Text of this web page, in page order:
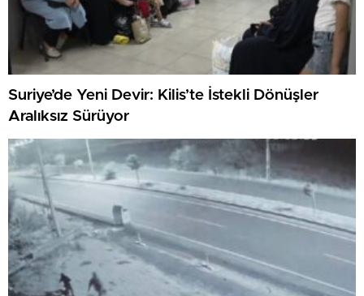
Suriye’de Yeni Devir: Kilis’te İstekli Dönüşler
Aralıksız Sürüyor